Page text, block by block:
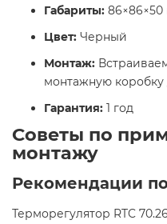
Габариты:
Цвет: Черный
Монтаж:
монтажную
Гарантия: 1 год​
Советы по
монтажу​
Рекомендации
Терморегулятор RTC